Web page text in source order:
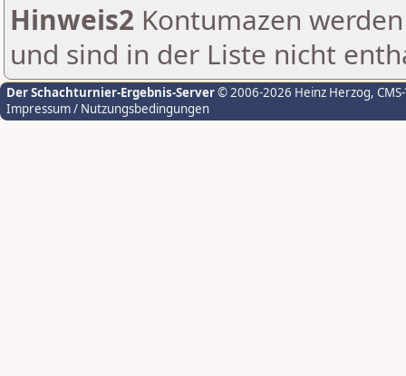
Hinweis2 Kontumazen
und sind in der Liste nicht
Der Schachturnier-Ergebnis-Server© 2006-2026 Heinz Herzog,
Impressum / Nutzungsbedingungen